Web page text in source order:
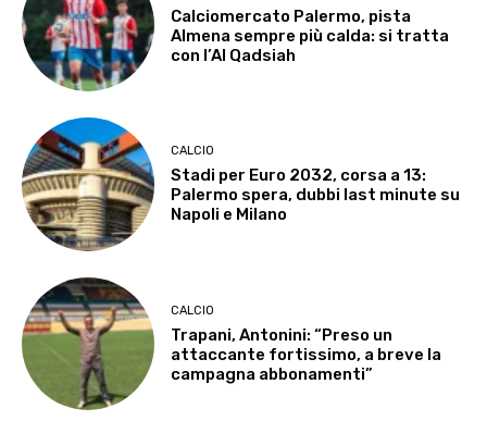
Calciomercato Palermo, pista
Almena sempre più calda: si tratta
con l’Al Qadsiah
CALCIO
Stadi per Euro 2032, corsa a 13:
Palermo spera, dubbi last minute su
Napoli e Milano
CALCIO
Trapani, Antonini: “Preso un
attaccante fortissimo, a breve la
campagna abbonamenti”